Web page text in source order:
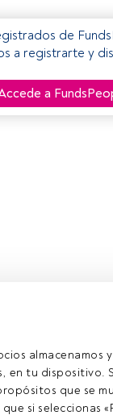
almacenamos
tu dispositivo.
que se
si seleccionas
de
a registrarte y
a